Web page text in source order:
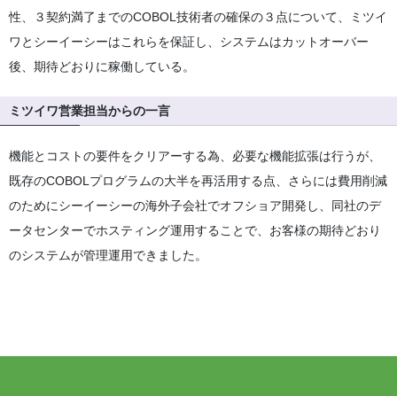
性、３契約満了までのCOBOL技術者の確保の３点について、ミツイ
ワとシーイーシーはこれらを保証し、システムはカットオーバー
後、期待どおりに稼働している。
ミツイワ営業担当からの一言
機能とコストの要件をクリアーする為、必要な機能拡張は行うが、
既存のCOBOLプログラムの大半を再活用する点、さらには費用削減
のためにシーイーシーの海外子会社でオフショア開発し、同社のデ
ータセンターでホスティング運用することで、お客様の期待どおり
のシステムが管理運用できました。